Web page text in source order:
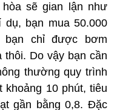
sẽ gian lận như
bạn mua 50.000
bạn chỉ được bơm
thôi. Do vậy bạn cần
thường quy trình
khoảng 10 phút, tiêu
gần bằng 0,8. Đặc